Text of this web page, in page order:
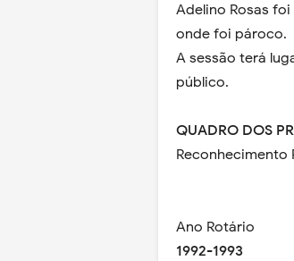
Adelino Rosas
onde foi pároco.
A sessão terá
público.
QUADRO DOS
Reconhecimento
Ano Rotário
1992-1993